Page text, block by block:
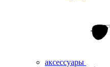
аксессуары